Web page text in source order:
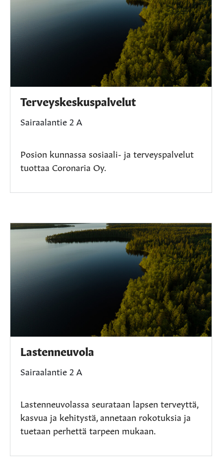
Terveyskeskuspalvelut
Sairaalantie 2 A
Posion kunnassa sosiaali- ja terveyspalvelut
tuottaa Coronaria Oy.
Lastenneuvola
Sairaalantie 2 A
Lastenneuvolassa seurataan lapsen terveyttä,
kasvua ja kehitystä, annetaan rokotuksia ja
tuetaan perhettä tarpeen mukaan.